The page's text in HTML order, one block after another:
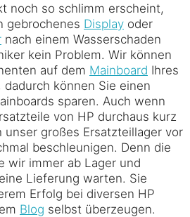
noch so schlimm erscheint,
gebrochenes Display oder
nach einem Wasserschaden
kein Problem. Wir können
auf dem Mainboard Ihres
können Sie einen
sparen. Auch wenn
von HP durchaus kurz
großes Ersatzteillager vor
beschleunigen. Denn die
wir immer ab Lager und
Lieferung warten. Sie
Erfolg bei diversen HP
Blog selbst überzeugen.